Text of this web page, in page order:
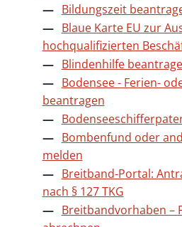
Bildungszeit
Blaue Karte EU zur
hochqualifizierten
Blindenhilfe
Bodensee - Ferien-
beantragen
Bombenfund oder
melden
Breitband-Portal:
nach § 127 TKG
Breitbandvorhaben –